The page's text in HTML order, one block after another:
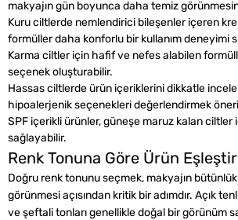
makyajın gün boyunca daha temiz
Kuru ciltlerde nemlendirici bileşenler içeren
formüller daha konforlu bir kullanım deneyimi
Karma ciltler için hafif ve nefes alabilen
seçenek oluşturabilir.
Hassas ciltlerde ürün içeriklerini dikkatle
hipoalerjenik seçenekleri değerlendirmek
SPF içerikli ürünler, güneşe maruz kalan ciltler
sağlayabilir.
Renk Tonuna Göre Ürün
Doğru renk tonunu seçmek, makyajın
görünmesi açısından kritik bir adımdır. Açık
ve şeftali tonları genellikle doğal bir görünüm